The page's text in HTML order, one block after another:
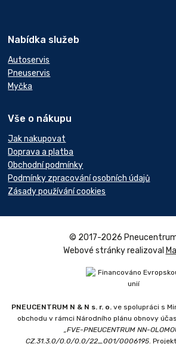
Nabídka služeb
Autoservis
Pneuservis
Myčka
Vše o nákupu
Jak nakupovat
Doprava a platba
Obchodní podmínky
Podmínky zpracování osobních údajů
Zásady používání cookies
© 2017-2026 Pneucentrum
Webové stránky realizoval
PNEUCENTRUM N & N s. r. o. ve spolupráci s
obchodu v rámci Národního plánu obnovy
„FVE-PNEUCENTRUM NN-
CZ.31.3.0/0.0/0.0/22_001/0006195.